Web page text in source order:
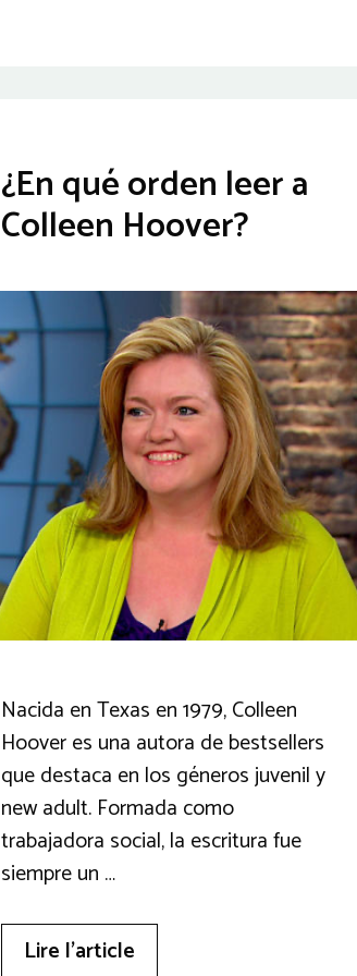
¿En qué orden leer a
Colleen Hoover?
Nacida en Texas en 1979, Colleen
Hoover es una autora de bestsellers
que destaca en los géneros juvenil y
new adult. Formada como
trabajadora social, la escritura fue
siempre un …
Lire l’article